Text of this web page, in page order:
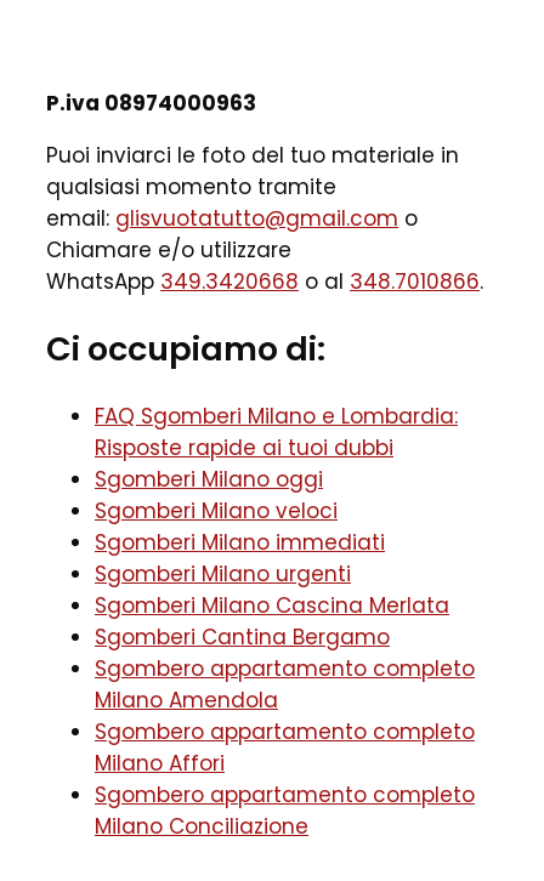
P.iva 08974000963
Puoi inviarci le foto del tuo materiale in
qualsiasi momento tramite
email: glisvuotatutto@gmail.com o
Chiamare e/o utilizzare
WhatsApp 349.3420668 o al 348.7010866.
Ci occupiamo di:
FAQ Sgomberi Milano e Lombardia:
Risposte rapide ai tuoi dubbi
Sgomberi Milano oggi
Sgomberi Milano veloci
Sgomberi Milano immediati
Sgomberi Milano urgenti
Sgomberi Milano Cascina Merlata
Sgomberi Cantina Bergamo
Sgombero appartamento completo
Milano Amendola
Sgombero appartamento completo
Milano Affori
Sgombero appartamento completo
Milano Conciliazione